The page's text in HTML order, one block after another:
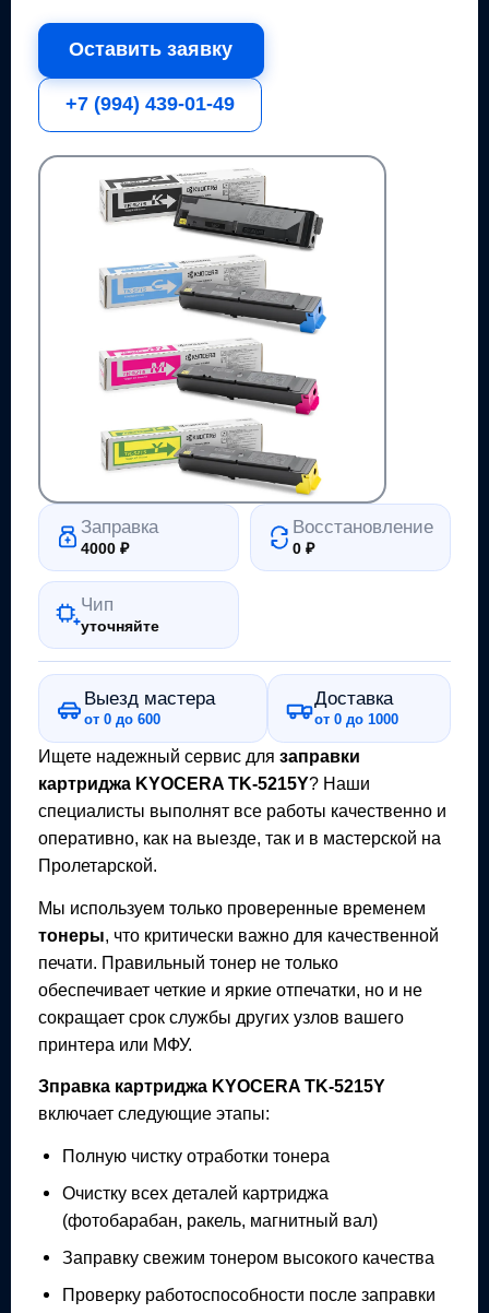
Оставить заявку
+7 (994) 439-01-49
Заправка
4000₽
Восстановление
0₽
Чип
уточняйте
Выезд мастера
от 0 до 600
Доставка
от 0 до 1000
Ищете надежный сервис для заправки
картриджа KYOCERA TK-5215Y? Наши
специалисты выполнят все работы качественно и
оперативно, как на выезде, так и в мастерской на
Пролетарской.
Мы используем только проверенные временем
тонеры, что критически важно для качественной
печати. Правильный тонер не только
обеспечивает четкие и яркие отпечатки, но и не
сокращает срок службы других узлов вашего
принтера или МФУ.
Зправка картриджа KYOCERA TK-5215Y
включает следующие этапы:
Полную чистку отработки тонера
Очистку всех деталей картриджа
(фотобарабан, ракель, магнитный вал)
Заправку свежим тонером высокого качества
Проверку работоспособности после заправки